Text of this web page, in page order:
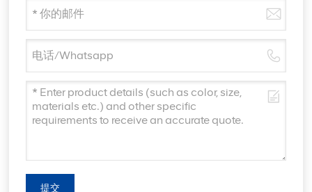
提交